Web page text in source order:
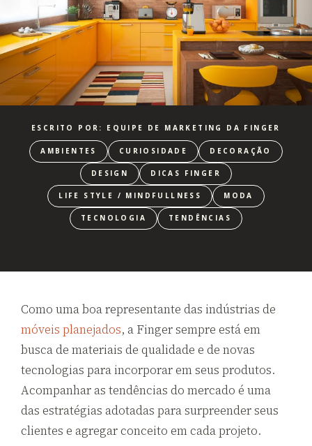
ESCRITO POR: EQUIPE DE MARKETING DA FINGER
AMBIENTES CURIOSIDADE DECORAÇÃO
DESIGN DICAS FINGER
LIFE STYLE / MINDFULLNESS MODA
TECNOLOGIA TENDÊNCIAS
Como uma boa representante das indústrias de
móveis planejados, a Finger sempre está em
busca de materiais de qualidade e de novas
tecnologias para incorporar em seus produtos.
Acompanhar as tendências do mercado é uma
das estratégias adotadas para surpreender seus
clientes e agregar conceito em cada projeto.